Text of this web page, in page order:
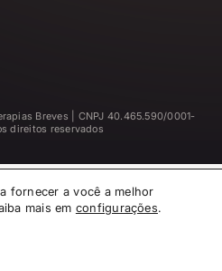
Breves | CNPJ 40.465.590/0001-
direitos reservados
fornecer a você a melhor
mais em configurações.